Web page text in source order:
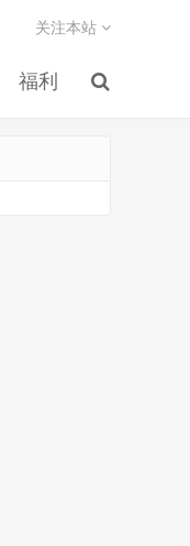
福利
关注本站